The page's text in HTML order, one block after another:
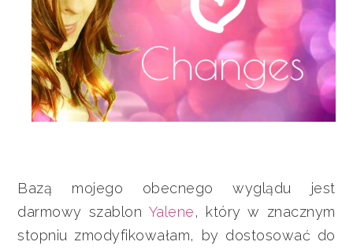
Bazą mojego obecnego wyglądu jest
darmowy szablon Yalene, który w znacznym
stopniu zmodyfikowałam, by dostosować do